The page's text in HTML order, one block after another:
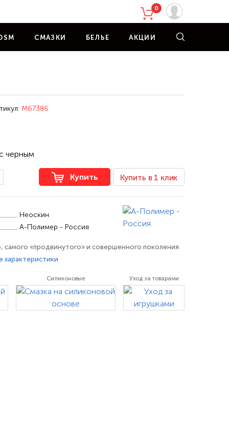
0
СМАЗКИ БЕЛЬЕ АКЦИИ
M67386
черным
Купить Купить в 1 клик
Неоскин
А-Полимер - Россия
самого «продвинутого» и совершенного поколения
с учетом рекомендаций врачей и
из двух фаллоимитаторов. Полужесткий, тонкий
характеристики
Силиконовые Уход за товарами